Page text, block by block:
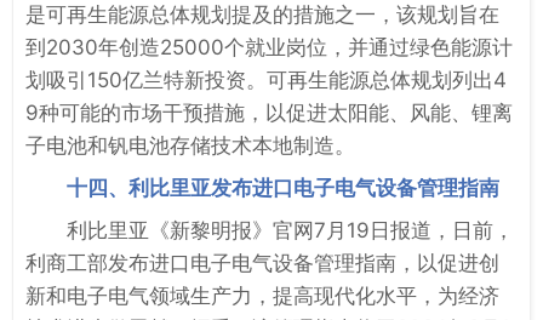
是可再生能源总体规划提及的措施之一，该规划旨在
到2030年创造25000个就业岗位，并通过绿色能源计
划吸引150亿兰特新投资。可再生能源总体规划列出4
9种可能的市场干预措施，以促进太阳能、风能、锂离
子电池和钒电池存储技术本地制造。
十四、利比里亚发布进口电子电气设备管理指南
利比里亚《新黎明报》官网7月19日报道，日前，
利商工部发布进口电子电气设备管理指南，以促进创
新和电子电气领域生产力，提高现代化水平，为经济